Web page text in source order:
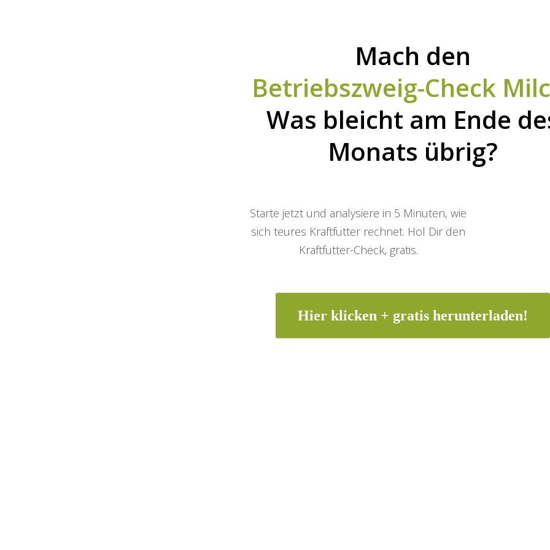
Mach den
Betriebszweig-Check
Was bleicht am Ende
Monats übrig?
Starte jetzt und analysiere in 5 Minuten, wie
sich teures Kraftfutter rechnet. Hol Dir den
Kraftfutter-Check, gratis.
Hier klicken + gratis herunterladen!